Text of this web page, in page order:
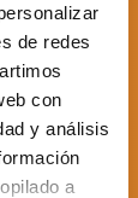
de redes
con
y análisis
a